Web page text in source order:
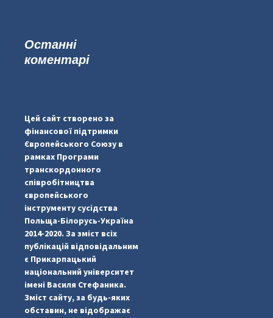
pimrec_project
Останні
коментарі
Цей сайт створено за
фінансової підтримки
Європейського Союзу в
рамках Програми
транскордонного
співробітництва
європейського
інструменту сусідства
Польща-Білорусь-Україна
2014-2020. За зміст всіх
публікацій відповідальним
є Прикарпацький
національний університет
імені Василя Стефаника.
Зміст сайту, за будь-яких
обставин, не відображає